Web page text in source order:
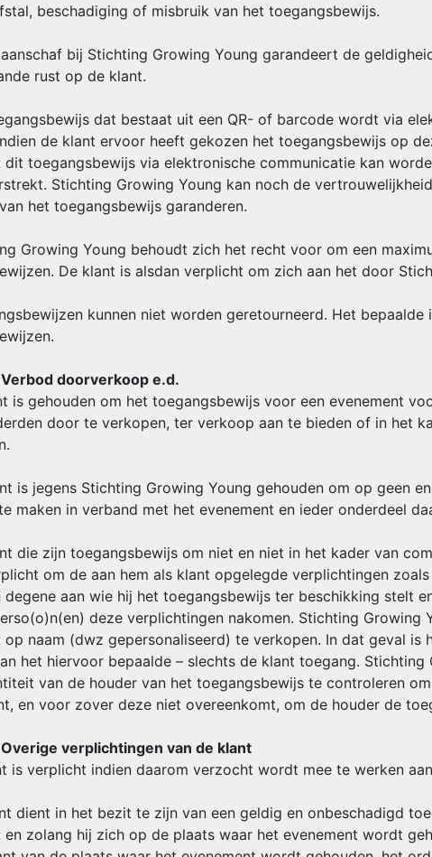
beschadiging of misbruik van het toegangsbewijs.
bij Stichting Growing Young garandeert de
rust op de klant.
dat bestaat uit een QR- of barcode wordt via
de klant ervoor heeft gekozen het toegangsbewijs op
dit toegangsbewijs via elektronische communicatie kan
Stichting Growing Young kan noch de
het toegangsbewijs garanderen.
Growing Young behoudt zich het recht voor om een
De klant is alsdan verplicht om zich aan het door
kunnen niet worden geretourneerd. Het
doorverkoop e.d.
is gehouden om het toegangsbewijs voor een evenement
door te verkopen, ter verkoop aan te bieden of in het
is jegens Stichting Growing Young gehouden om op geen
maken in verband met het evenement en ieder onderdeel
die zijn toegangsbewijs om niet en niet in het kader van
om de aan hem als klant opgelegde verplichtingen
degene aan wie hij het toegangsbewijs ter beschikking stelt
deze verplichtingen nakomen. Stichting Growing
op naam (dwz gepersonaliseerd) te verkopen. In dat geval
het hiervoor bepaalde – slechts de klant toegang.
van de houder van het toegangsbewijs te controleren
en voor zover deze niet overeenkomt, om de houder de
verplichtingen van de klant
is verplicht indien daarom verzocht wordt mee te werken
dient in het bezit te zijn van een geldig en onbeschadigd
en zolang hij zich op de plaats waar het evenement wordt